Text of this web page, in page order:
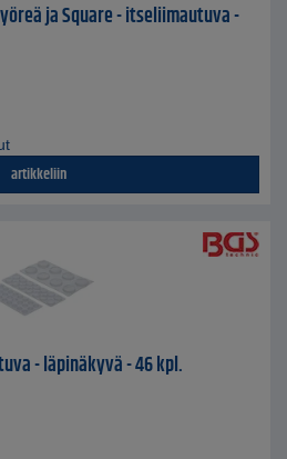
ja Square - itseliimautuva -
artikkeliin
- läpinäkyvä - 46 kpl.